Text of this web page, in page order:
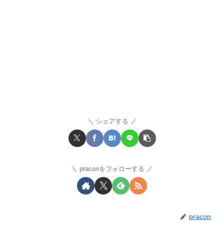
シェアする
praconをフォローする
pracon